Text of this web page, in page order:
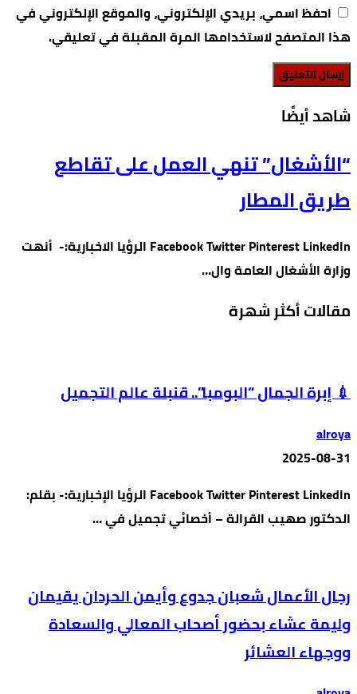
احفظ اسمي، بريدي الإلكتروني، والموقع الإلكتروني في
هذا المتصفح لاستخدامها المرة المقبلة في تعليقي.
‫شاهد أيضًا‬
“الأشغال” تنهي العمل على تقاطع
طريق المطار
Facebook Twitter Pinterest LinkedIn الرؤيا الاخبارية:- أنهت
وزارة الأشغال العامة وال…
مقالات أكثر شهرة
💉 إبرة الجمال “البومبا”.. قنبلة عالم التجميل
alroya
2025-08-31
Facebook Twitter Pinterest LinkedIn الرؤيا الإخبارية:- بقلم:
الدكتور صهيب القرالة – أخصائي تجميل في …
رجال الأعمال شعبان جدوع وأيمن الحردان يقيمان
وليمة عشاء بحضور أصحاب المعالي والسعادة
ووجهاء العشائر